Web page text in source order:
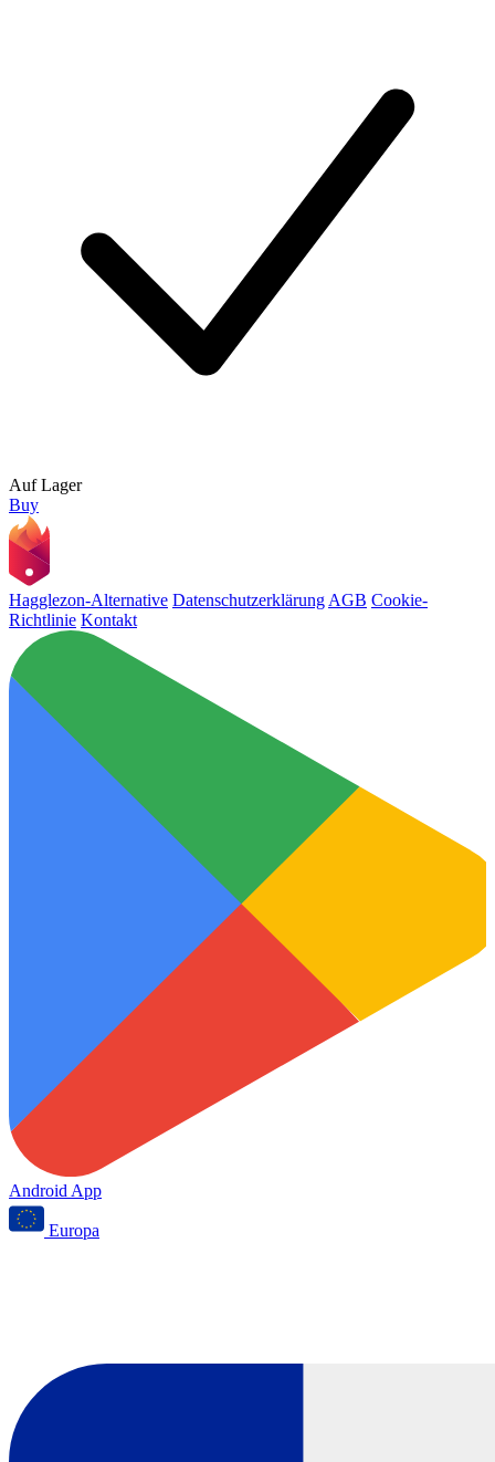
Auf Lager
Buy
Hagglezon-Alternative Datenschutzerklärung AGB Cookie-
Richtlinie Kontakt
Android App
Europa